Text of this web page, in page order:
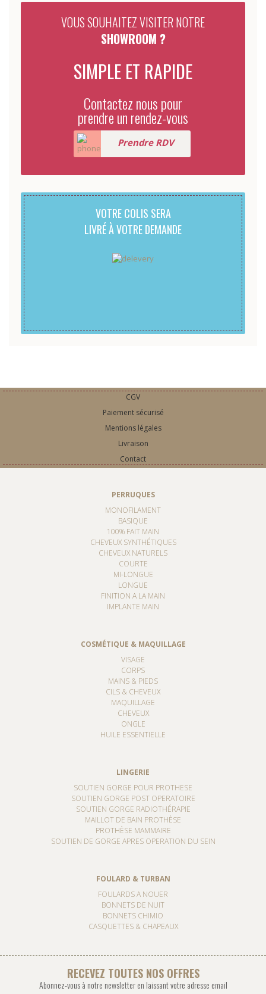
VOUS SOUHAITEZ VISITER NOTRE
SHOWROOM ?
SIMPLE ET RAPIDE
Contactez nous pour
prendre un rendez-vous
Prendre RDV
VOTRE COLIS SERA
LIVRÉ À VOTRE DEMANDE
CGV
Paiement sécurisé
Mentions légales
Livraison
Contact
PERRUQUES
MONOFILAMENT
BASIQUE
100% FAIT MAIN
CHEVEUX SYNTHÉTIQUES
CHEVEUX NATURELS
COURTE
MI-LONGUE
LONGUE
FINITION A LA MAIN
IMPLANTE MAIN
COSMÉTIQUE & MAQUILLAGE
VISAGE
CORPS
MAINS & PIEDS
CILS & CHEVEUX
MAQUILLAGE
CHEVEUX
ONGLE
HUILE ESSENTIELLE
LINGERIE
SOUTIEN GORGE POUR PROTHESE
SOUTIEN GORGE POST OPERATOIRE
SOUTIEN GORGE RADIOTHÉRAPIE
MAILLOT DE BAIN PROTHÈSE
PROTHÈSE MAMMAIRE
SOUTIEN DE GORGE APRES OPERATION DU SEIN
FOULARD & TURBAN
FOULARDS A NOUER
BONNETS DE NUIT
BONNETS CHIMIO
CASQUETTES & CHAPEAUX
RECEVEZ TOUTES NOS OFFRES
Abonnez-vous à notre newsletter en laissant votre adresse email